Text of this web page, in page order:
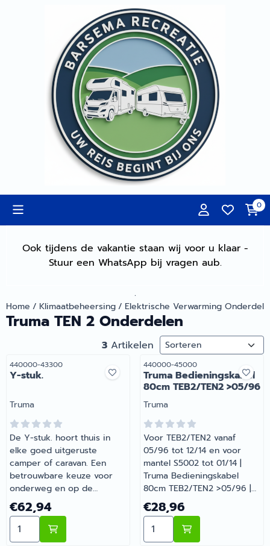
Cookievoorkeuren zijn momenteel gesloten.
0
Ook tijdens de vakantie staan wij voor u klaar -
Stuur een WhatsApp bij vragen aub.
.
Home / Klimaatbeheersing/ Elektrische Verwarming
Truma TEN 2 Onderdelen
3 Artikelen Sorteermethode
Artikelnummer
440000-43300
Y-stuk.
Merk:
Truma
De Y-stuk. hoort thuis in
elke goed uitgeruste
camper of caravan. Een
betrouwbare keuze voor
onderweg en op de
camping. Heb je vragen
over de juiste keuze?
Barsema Recreatie denkt
graag met je mee.
Prijs: 62,94
€62,94
Aantal kiezen voor Y-stuk.
Artikelnummer
440000-45000
Truma Bedieningskabel
80cm TEB2/TEN2 >05/96
Merk:
Truma
Voor TEB2/TEN2 vanaf
05/96 tot 12/14 en voor
mantel S5002 tot 01/14 |
Truma Bedieningskabel
80cm TEB2/TEN2 >05/96 |
Artikelnummer 440000-
45000
Prijs: 28,96
€28,96
Aantal kiezen voor Truma